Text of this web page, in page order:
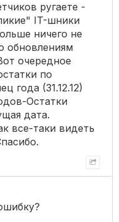
ругаете -
IT-шники
ничего не
обновлениям
очередное
по
года (31.12.12)
Остатки
дата.
все-таки видеть